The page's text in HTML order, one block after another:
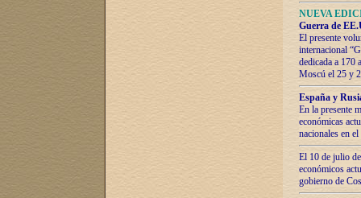
NUEVA
Guerra de
El presente
internacional
dedicada a 170
Moscú el 25 y
España y
En la presente
económicas
nacionales en
El 10 de julio
económicos
gobierno de